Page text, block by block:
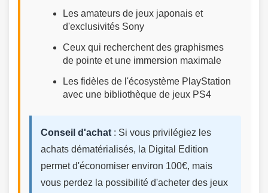
Les amateurs de jeux japonais et
d'exclusivités Sony
Ceux qui recherchent des graphismes
de pointe et une immersion maximale
Les fidèles de l'écosystème PlayStation
avec une bibliothèque de jeux PS4
Conseil d'achat : Si vous privilégiez les
achats dématérialisés, la Digital Edition
permet d'économiser environ 100€, mais
vous perdez la possibilité d'acheter des jeux